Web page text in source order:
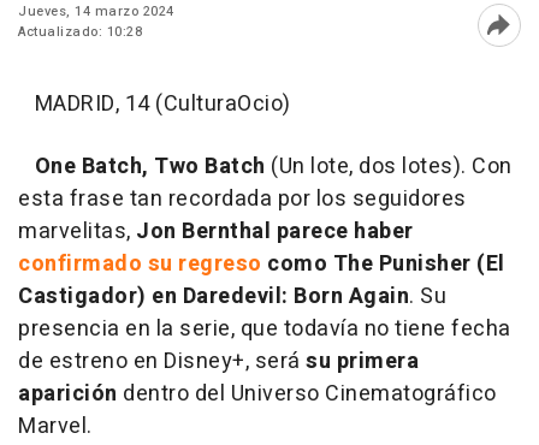
Jueves, 14 marzo 2024
Actualizado: 10:28
MADRID, 14 (CulturaOcio)
One Batch, Two Batch (Un lote, dos lotes). Con
esta frase tan recordada por los seguidores
marvelitas, Jon Bernthal parece haber
confirmado su regreso como The Punisher (El
Castigador) en Daredevil: Born Again. Su
presencia en la serie, que todavía no tiene fecha
de estreno en Disney+, será su primera
aparición dentro del Universo Cinematográfico
Marvel.